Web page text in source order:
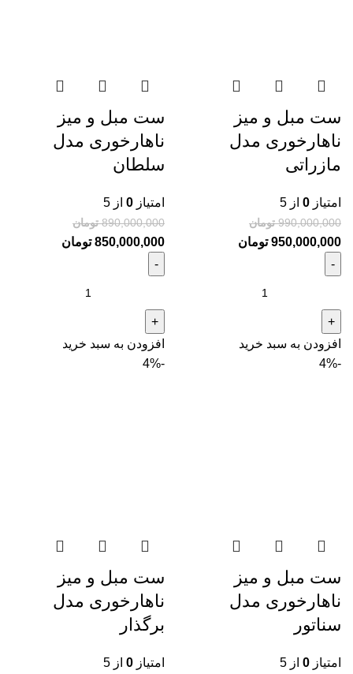
ست مبل و میز
ناهارخوری مدل
مازراتی
امتیاز 0 از 5
990,000,000 تومان
950,000,000 تومان
افزودن به سبد خرید
ست مبل و میز
ناهارخوری مدل
سلطان
امتیاز 0 از 5
890,000,000 تومان
850,000,000 تومان
افزودن به سبد خرید
-4%
ست مبل و میز
ناهارخوری مدل
سناتور
امتیاز 0 از 5
-4%
ست مبل و میز
ناهارخوری مدل
برگذار
امتیاز 0 از 5